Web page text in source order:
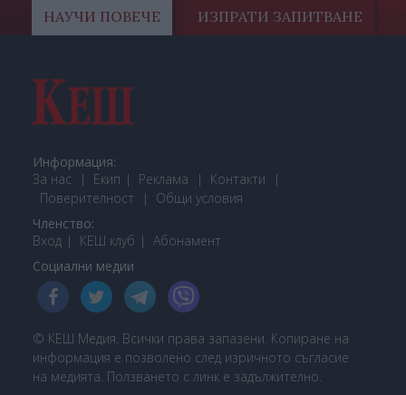
НАУЧИ ПОВЕЧЕ ИЗПРАТИ ЗАПИТВАНЕ
Информация:
За нас
Екип Реклама
Контакти
Поверителност
Общи условия
Членство:
Вход
КЕШ клуб Абонамент
Социални медии
© КЕШ Медия. Всички права запазени. Копиране на
информация е позволено след изричното съгласие
на медията. Ползването с линк е задължително.